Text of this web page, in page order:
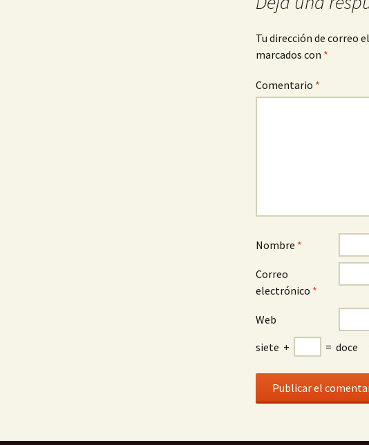
Tu dirección de correo
marcados con *
Comentario *
Nombre *
Correo
electrónico *
Web
siete + = doce